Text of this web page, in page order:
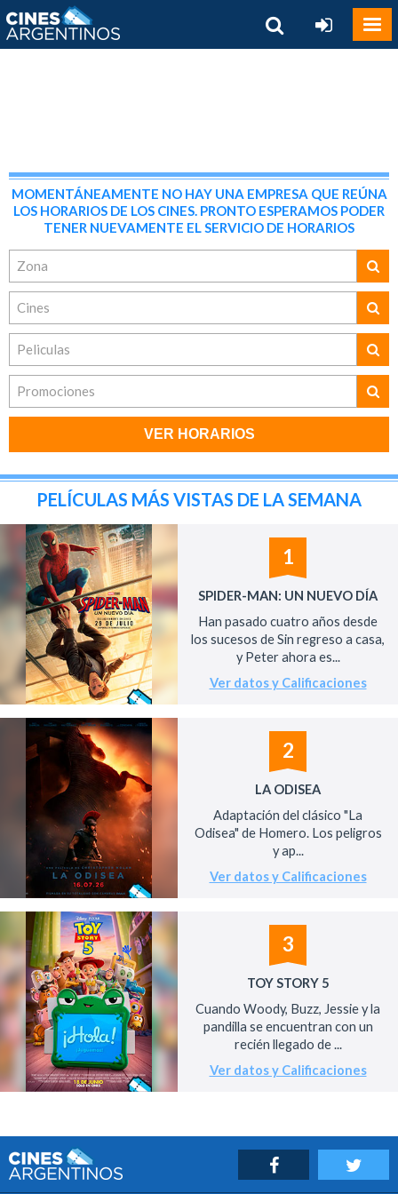
MOMENTÁNEAMENTE NO HAY UNA EMPRESA QUE REÚNA
LOS HORARIOS DE LOS CINES. PRONTO ESPERAMOS PODER
TENER NUEVAMENTE EL SERVICIO DE HORARIOS
Zona
Cines
Peliculas
Promociones
VER HORARIOS
PELÍCULAS MÁS VISTAS DE LA SEMANA
1
SPIDER-MAN: UN NUEVO DÍA
Han pasado cuatro años desde
los sucesos de Sin regreso a casa,
y Peter ahora es...
Ver datos y Calificaciones
2
LA ODISEA
Adaptación del clásico "La
Odisea" de Homero. Los peligros
y ap...
Ver datos y Calificaciones
3
TOY STORY 5
Cuando Woody, Buzz, Jessie y la
pandilla se encuentran con un
recién llegado de ...
Ver datos y Calificaciones